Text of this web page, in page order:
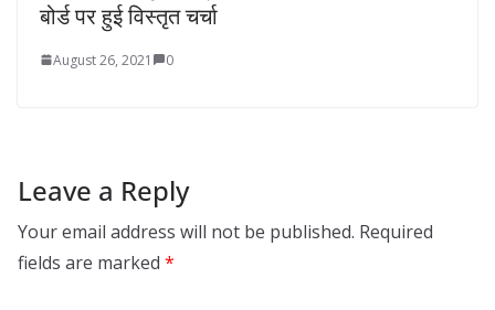
बोर्ड पर हुई विस्तृत चर्चा
August 26, 2021 0
Leave a Reply
Your email address will not be published. Required
fields are marked *